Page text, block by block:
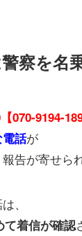
察を名
070-9194-
話が
告が寄せら
、
て着信が確認